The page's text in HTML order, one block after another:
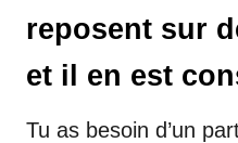
reposent sur
et il en est
Tu as besoin d’un